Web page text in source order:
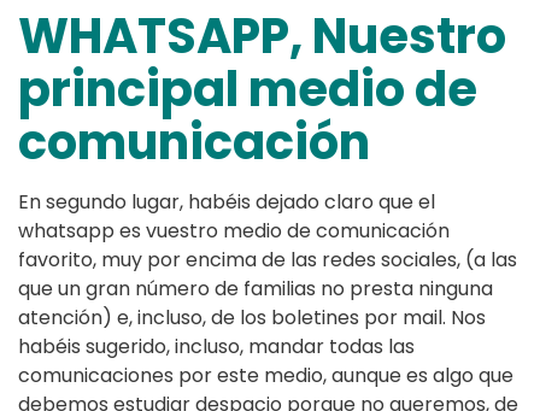
WHATSAPP, Nuestro
principal medio de
comunicación
En segundo lugar, habéis dejado claro que el
whatsapp es vuestro medio de comunicación
favorito, muy por encima de las redes sociales, (a las
que un gran número de familias no presta ninguna
atención) e, incluso, de los boletines por mail. Nos
habéis sugerido, incluso, mandar todas las
comunicaciones por este medio, aunque es algo que
debemos estudiar despacio porque no queremos, de